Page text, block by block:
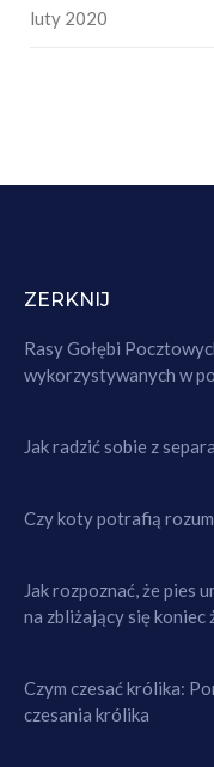
luty 2020
ZERKNIJ
Rasy Gołębi
wykorzystywanych w
Jak radzić sobie z
Czy koty potrafią
Jak rozpoznać, że pies
na zbliżający się koniec
Czym czesać królika:
czesania królika